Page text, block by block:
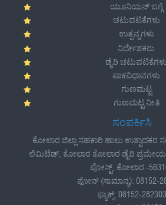
ಯೂನಿಯನ್ ಬಗ್ಗೆ
ಚಟುವಟಿಕೆಗಳು
ಉತ್ಪನ್ನಗಳು
ನಿರ್ದೇಶಕರು
ಡೈರಿ ಚಟುವಟಿಕೆಗಳು
ಪಾಕವಿಧಾನಗಳು
ಗುಣಮಟ್ಟ
ಗುಣಮಟ್ಟ ನೀತಿ
ಸಂಪರ್ಕಿಸಿ
ಕೋಲಾರ ಜಿಲ್ಲಾ ಸಹಕಾರಿ ಹಾಲು
ಲಿಮಿಟೆಡ್, ಕೋಲಾರ ಕೋಲಾರ ಡೈರಿ
ಪೋಸ್ಟ್, ಕೋಲಾರ -
ಫೋನ್ (ಸಾಮಾನ್ಯ): 08152-
ಫ್ಯಾಕ್ಸ್: 08152-282303